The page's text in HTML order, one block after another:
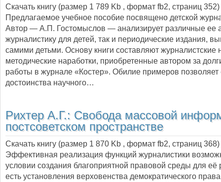
Скачать книгу (размер 1 789 Kb , формат fb2, страниц 352
Предлагаемое учебное пособие посвящено детской
Автор — А.П. Гостомыслов — анализирует различные ее
журналистику для детей, так и периодические издания,
самими детьми. Основу книги составляют журналистские
методические наработки, приобретенные автором за
работы в журнале «Костер». Обилие примеров позволяет
достоинства научного…
Рихтер А.Г.: Свобода массовой
постсоветском пространстве
Скачать книгу (размер 1 870 Kb , формат fb2, страниц 368
Эффективная реализация функций журналистики
условии создания благоприятной правовой среды для её
есть установления верховенства демократического